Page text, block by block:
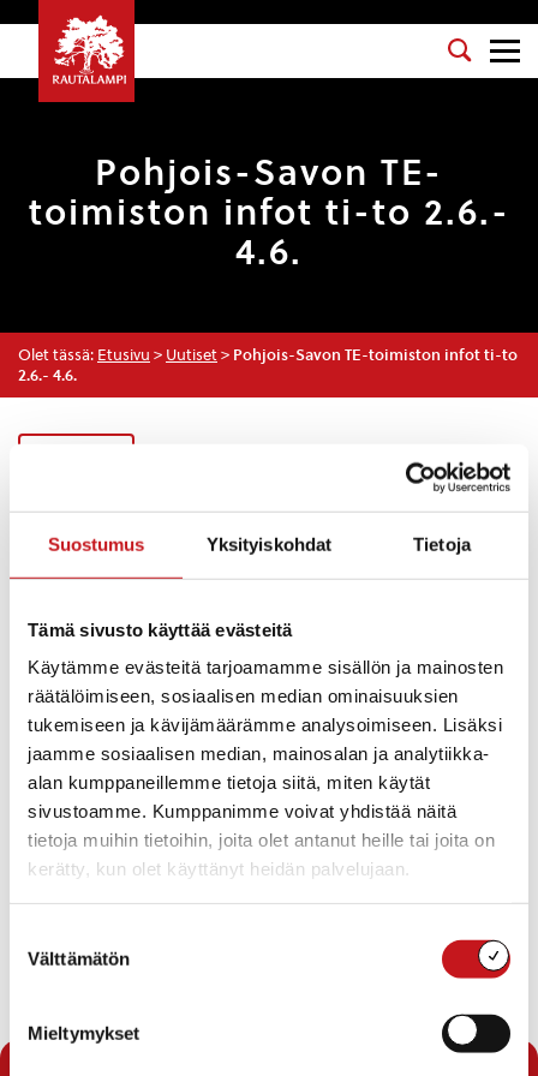
Suostumus Yksityiskohdat Tietoja
Tämä sivusto käyttää evästeitä
Käytämme evästeitä tarjoamamme sisällön ja mainosten
räätälöimiseen, sosiaalisen median ominaisuuksien
tukemiseen ja kävijämäärämme analysoimiseen. Lisäksi
jaamme sosiaalisen median, mainosalan ja analytiikka-
alan kumppaneillemme tietoja siitä, miten käytät
sivustoamme. Kumppanimme voivat yhdistää näitä
tietoja muihin tietoihin, joita olet antanut heille tai joita on
kerätty, kun olet käyttänyt heidän palvelujaan.
valinta
Välttämätön
Mieltymykset
Pohjois-Savon TE-
toimiston infot ti-to 2.6.-
4.6.
Olet tässä: Etusivu > Uutiset > Pohjois-Savon TE-toimiston infot ti-to
2.6.- 4.6.
ELINVOIMA & TYÖLLISYYS
29.5.2020 — 13:50
MessiLive.fi -lähetykset ajankohtaisista TE-asioista ti-to
« Uutishuone